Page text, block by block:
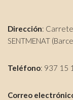
Dirección:
SENTMENAT
Teléfono: 937 15
Correo